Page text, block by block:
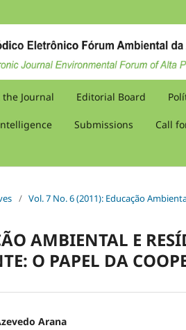
Journal Editorial Board
Submissions Call
/ Vol. 7 No. 6 (2011): Educação
AMBIENTAL E
O PAPEL DA
Arana